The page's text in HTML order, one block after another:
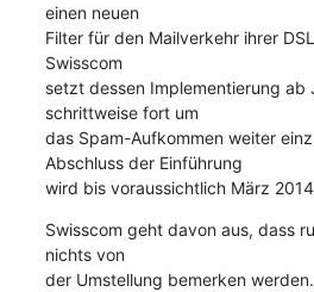
einen neuen
Filter für den Mailverkehr ihrer
Swisscom
setzt dessen Implementierung ab
schrittweise fort um
das Spam-Aufkommen weiter
Abschluss der Einführung
wird bis voraussichtlich März
Swisscom geht davon aus, dass
nichts von
der Umstellung bemerken